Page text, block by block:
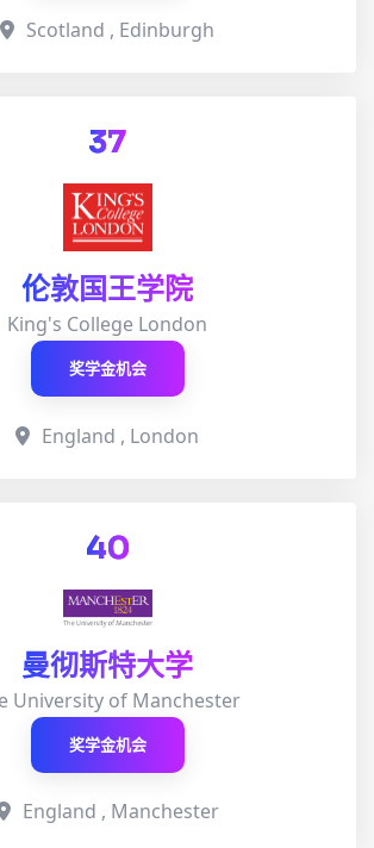
Scotland , Edinburgh
37
伦敦国王学院
King's College London
奖学金机会
England , London
40
曼彻斯特大学
University of Manchester
奖学金机会
England , Manchester